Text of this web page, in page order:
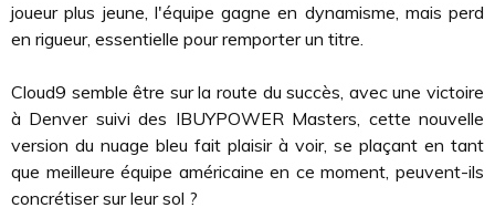
joueur plus jeune, l'équipe gagne en dynamisme, mais perd
en rigueur, essentielle pour remporter un titre.
Cloud9 semble être sur la route du succès, avec une victoire
à Denver suivi des IBUYPOWER Masters, cette nouvelle
version du nuage bleu fait plaisir à voir, se plaçant en tant
que meilleure équipe américaine en ce moment, peuvent-ils
concrétiser sur leur sol ?